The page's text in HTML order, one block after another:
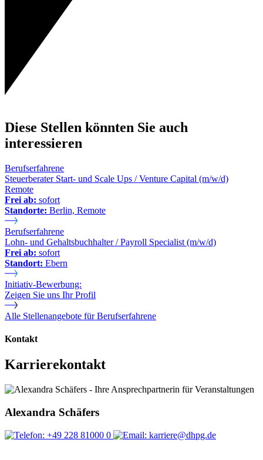
Diese Stellen könnten Sie auch
interessieren
Berufserfahrene
Steuerberater Start- und Scale Ups / Venture Capital (m/w/d)
Remote
Frei ab: sofort
Standorte: Berlin, Remote
Berufserfahrene
Lohn- und Gehaltsbuchhalter / Payroll Specialist (m/w/d)
Frei ab: sofort
Standort: Ebern
Initiativ-Bewerbung:
Zeigen Sie uns Ihr Profil
Alle Stellenangebote für Berufserfahrene
Kontakt
Karrierekontakt
Alexandra Schäfers
+49 228 81000 0 karriere@dhpg.de